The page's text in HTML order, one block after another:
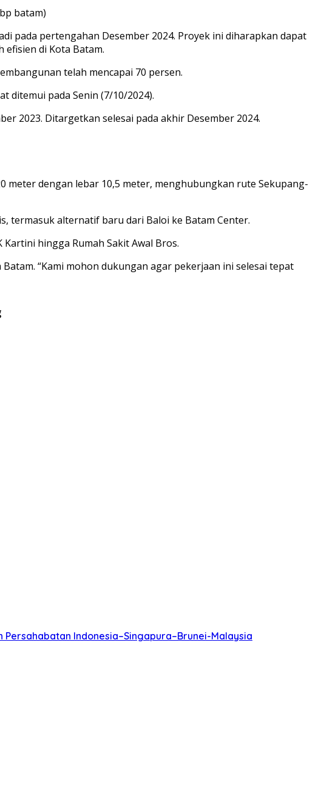
batam)
pada pertengahan Desember 2024. Proyek ini diharapkan dapat
di Kota Batam.
telah mencapai 70 persen.
ditemui pada Senin (7/10/2024).
2023. Ditargetkan selesai pada akhir Desember 2024.
dengan lebar 10,5 meter, menghubungkan rute Sekupang-
termasuk alternatif baru dari Baloi ke Batam Center.
hingga Rumah Sakit Awal Bros.
“Kami mohon dukungan agar pekerjaan ini selesai tepat
Indonesia–Singapura–Brunei-Malaysia